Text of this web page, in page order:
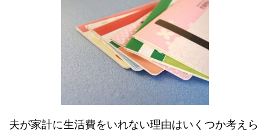
夫が家計に生活費をいれない理由はいくつか考えら